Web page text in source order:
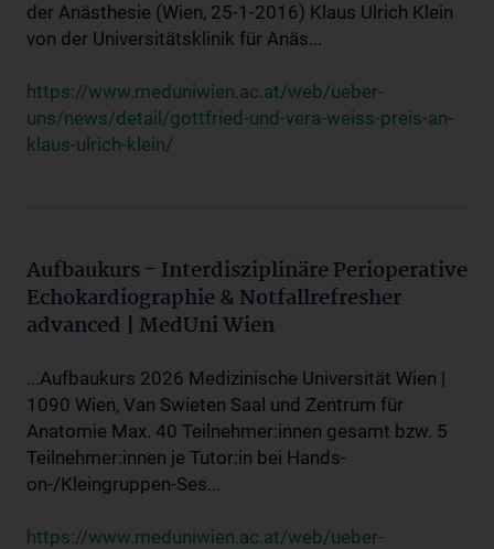
der Anästhesie (Wien, 25-1-2016) Klaus Ulrich Klein
von der Universitätsklinik für Anäs...
https://www.meduniwien.ac.at/web/ueber-
uns/news/detail/gottfried-und-vera-weiss-preis-an-
klaus-ulrich-klein/
Aufbaukurs - Interdisziplinäre Perioperative
Echokardiographie & Notfallrefresher
advanced | MedUni Wien
...Aufbaukurs 2026 Medizinische Universität Wien |
1090 Wien, Van Swieten Saal und Zentrum für
Anatomie Max. 40 Teilnehmer:innen gesamt bzw. 5
Teilnehmer:innen je Tutor:in bei Hands-
on-/Kleingruppen-Ses...
https://www.meduniwien.ac.at/web/ueber-